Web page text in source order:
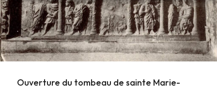
Ouverture du tombeau de sainte Marie-